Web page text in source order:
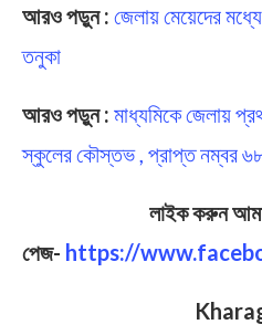
আরও পড়ুন : জেলায় মেয়েদের
তনুকা
আরও পড়ুন : মাধ্যমিকে জেলায়
স্কুলের কৌস্তভ , প্রাপ্ত নম্বর
লাইক করুন
পেজ- https://